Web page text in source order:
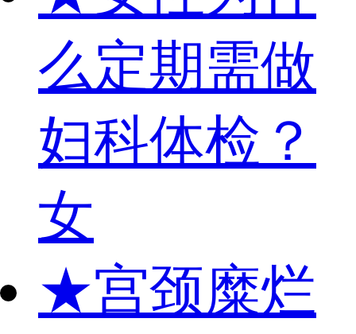
么定期需做
妇科体检？
女
★宫颈糜烂